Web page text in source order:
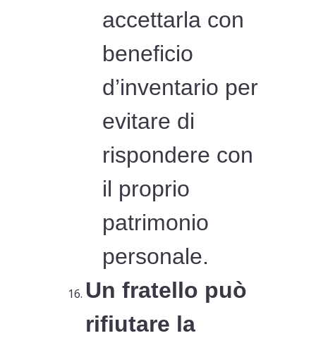
accettarla con
beneficio
d’inventario per
evitare di
rispondere con
il proprio
patrimonio
personale.
Un fratello può
rifiutare la